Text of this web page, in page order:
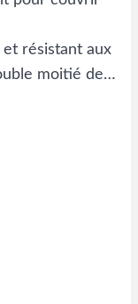
et résistant aux
moitié de…